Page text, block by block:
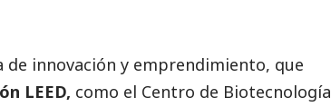
de innovación y emprendimiento, que
LEED, como el Centro de Biotecnología